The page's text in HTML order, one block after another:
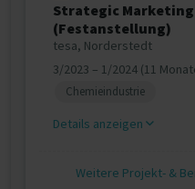
Strategic Marketing
(Festanstellung)
tesa, Norderstedt
3/2023 – 1/2024 (11
Chemieindustrie
Details anzeigen
Weitere Projekt‐ &